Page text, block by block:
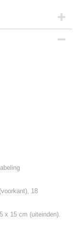
18
x 15 cm (uiteinden).